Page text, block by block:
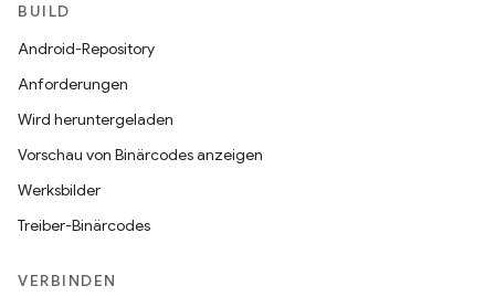
BUILD
Android-Repository
Anforderungen
Wird heruntergeladen
Vorschau von Binärcodes anzeigen
Werksbilder
Treiber-Binärcodes
VERBINDEN